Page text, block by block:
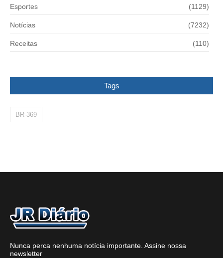
Esportes (1129)
Notícias (7232)
Receitas (110)
Tags
BR-369
Nunca perca nenhuma notícia importante. Assine nossa
newsletter